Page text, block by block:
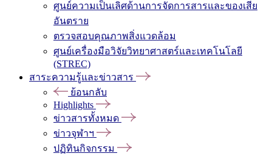
ศูนย์ความเป็นเลิศด้านการจัดการสารและของเสีย
อันตราย
ตรวจสอบคุณภาพสิ่งแวดล้อม
ศูนย์เครื่องมือวิจัยวิทยาศาสตร์และเทคโนโลยี
(STREC)
สาระความรู้และข่าวสาร
ย้อนกลับ
Highlights
ข่าวสารทั้งหมด
ข่าวจุฬาฯ
ปฏิทินกิจกรรม